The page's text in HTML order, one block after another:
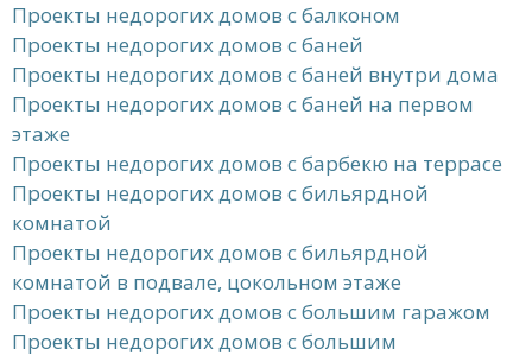
Проекты недорогих домов с балконом
Проекты недорогих домов с баней
Проекты недорогих домов с баней внутри дома
Проекты недорогих домов с баней на первом
этаже
Проекты недорогих домов с барбекю на террасе
Проекты недорогих домов с бильярдной
комнатой
Проекты недорогих домов с бильярдной
комнатой в подвале, цокольном этаже
Проекты недорогих домов с большим гаражом
Проекты недорогих домов с большим